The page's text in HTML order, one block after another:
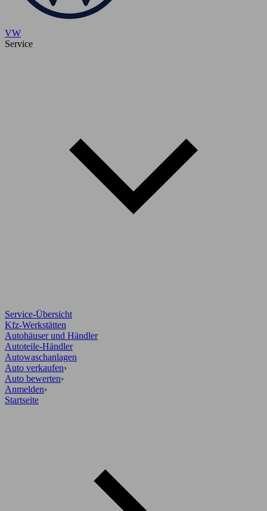
VW
Service
Service-Übersicht
Kfz-Werkstätten
Autohäuser und Händler
Autoteile-Händler
Autowaschanlagen
Auto verkaufen›
Auto bewerten›
Anmelden›
Startseite